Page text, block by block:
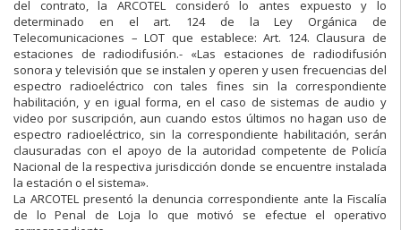
del contrato, la ARCOTEL consideró lo antes expuesto y lo
determinado en el art. 124 de la Ley Orgánica de
Telecomunicaciones – LOT que establece: Art. 124. Clausura de
estaciones de radiodifusión.- «Las estaciones de radiodifusión
sonora y televisión que se instalen y operen y usen frecuencias del
espectro radioeléctrico con tales fines sin la correspondiente
habilitación, y en igual forma, en el caso de sistemas de audio y
video por suscripción, aun cuando estos últimos no hagan uso de
espectro radioeléctrico, sin la correspondiente habilitación, serán
clausuradas con el apoyo de la autoridad competente de Policía
Nacional de la respectiva jurisdicción donde se encuentre instalada
la estación o el sistema».
La ARCOTEL presentó la denuncia correspondiente ante la Fiscalía
de lo Penal de Loja lo que motivó se efectue el operativo